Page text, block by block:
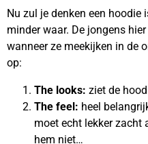
Nu zul je denken een hoodie
minder waar. De jongens
wanneer ze meekijken in de
op:
The looks: ziet de
The feel: heel
moet echt lekker zacht
hem niet…